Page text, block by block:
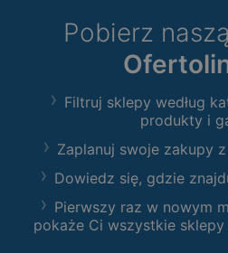
Pobierz
Filtruj sklepy według
produkty i
Zaplanuj swoje zakupy
Dowiedz się, gdzie
Pierwszy raz w nowym
pokaże Ci wszystkie